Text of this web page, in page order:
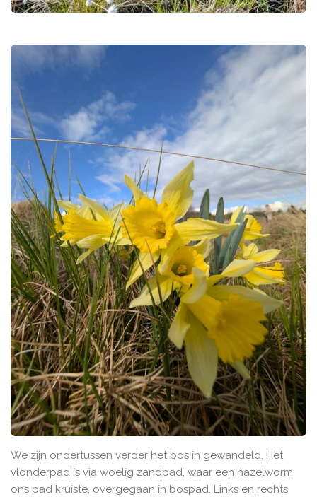
We zijn ondertussen verder het bos in gewandeld. Het
vlonderpad is via woelig zandpad, waar een hazelworm
ons pad kruiste, overgegaan in bospad. Links en rechts